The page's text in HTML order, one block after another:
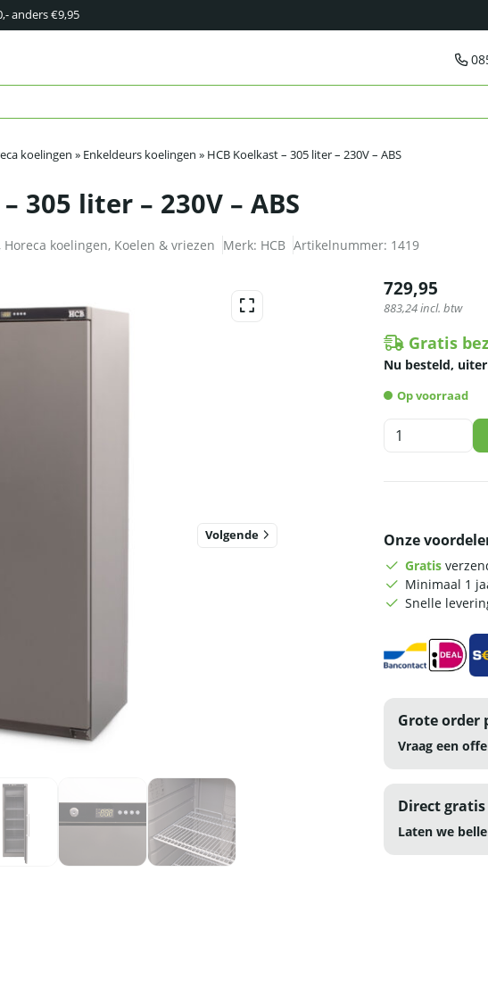
anders €9,95
koelingen » Enkeldeurs koelingen » HCB Koelkast – 305 liter – 230V – ABS
305 liter – 230V – ABS
, Horeca koelingen, Koelen & vriezen Merk: HCB Artikelnummer: 1419
Volgende
729,95
883,24incl. btw
Gratis
Nu besteld,
Op voorraad
HCB
Koelkast
230V
ABS
aantal
Onze
Gratis
Minimaal 1
Snelle
Grote order
Vraag een
Direct
Laten we